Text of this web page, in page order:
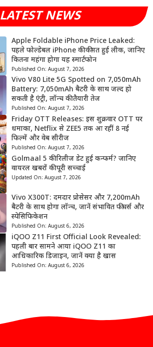
LATEST NEWS
Apple Foldable iPhone Price Leaked:
पहले फोल्डेबल iPhone की कीमत हुई लीक, जानिए
कितना महंगा होगा यह स्मार्टफोन
Published On: August 7, 2026
Vivo V80 Lite 5G Spotted on 7,050mAh
Battery: 7,050mAh बैटरी के साथ जल्द हो
सकती है एंट्री, लॉन्च की तैयारी तेज
Published On: August 7, 2026
Friday OTT Releases: इस शुक्रवार OTT पर
धमाका, Netflix से ZEE5 तक आ रहीं 8 नई
फिल्में और वेब सीरीज
Published On: August 7, 2026
Golmaal 5 की रिलीज डेट हुई कन्फर्म? जानिए
वायरल खबरों की पूरी सच्चाई
Updated On: August 7, 2026
Vivo X300T: दमदार प्रोसेसर और 7,200mAh
बैटरी के साथ होगा लॉन्च, जानें संभावित फीचर्स और
स्पेसिफिकेशन
Published On: August 6, 2026
iQOO Z11 First Official Look Revealed:
पहली बार सामने आया iQOO Z11 का
आधिकारिक डिजाइन, जानें क्या है खास
Published On: August 6, 2026